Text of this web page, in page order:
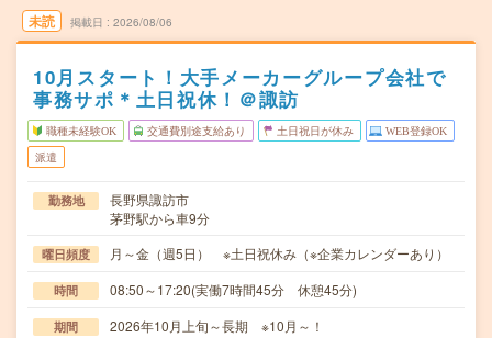
未読 掲載日 2026/08/06
10月スタート！大手メーカーグループ会社で
事務サポ＊土日祝休！＠諏訪
職種未経験OK 交通費別途支給あり 土日祝日が休み WEB登録OK
派遣
勤務地
長野県諏訪市
茅野駅から車9分
曜日頻度 月～金（週5日） ※土日祝休み（※企業カレンダーあり）
時間 08:50～17:20(実働7時間45分 休憩45分)
期間 2026年10月上旬～長期 ※10月～！